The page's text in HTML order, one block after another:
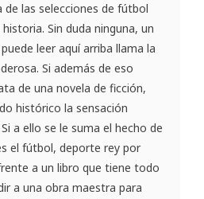
las selecciones de fútbol
Sin duda ninguna, un
leer aquí arriba llama la
Si además de eso
de una novela de ficción,
histórico la sensación
a ello se le suma el hecho de
el fútbol, deporte rey por
a un libro que tiene todo
a una obra maestra para